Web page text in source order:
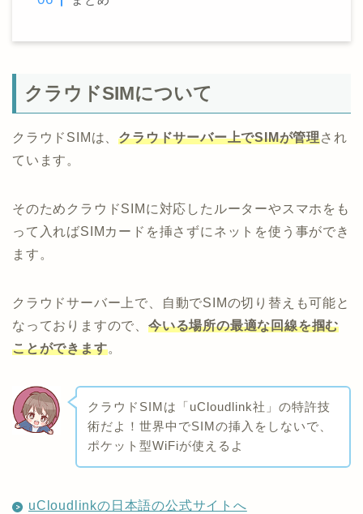
クラウドSIMについて
クラウドSIMは、クラウドサーバー上でSIMが管理され
ています。
そのためクラウドSIMに対応したルーターやスマホをも
って入ればSIMカードを挿さずにネットを使う事ができ
ます。
クラウドサーバー上で、自動でSIMの切り替えも可能と
なっておりますので、今いる場所の最適な回線を掴む
ことができます。
クラウドSIMは「uCloudlink社」の特許技
術だよ！世界中でSIMの挿入をしないで、
ポケット型WiFiが使えるよ
uCloudlinkの日本語の公式サイトへ